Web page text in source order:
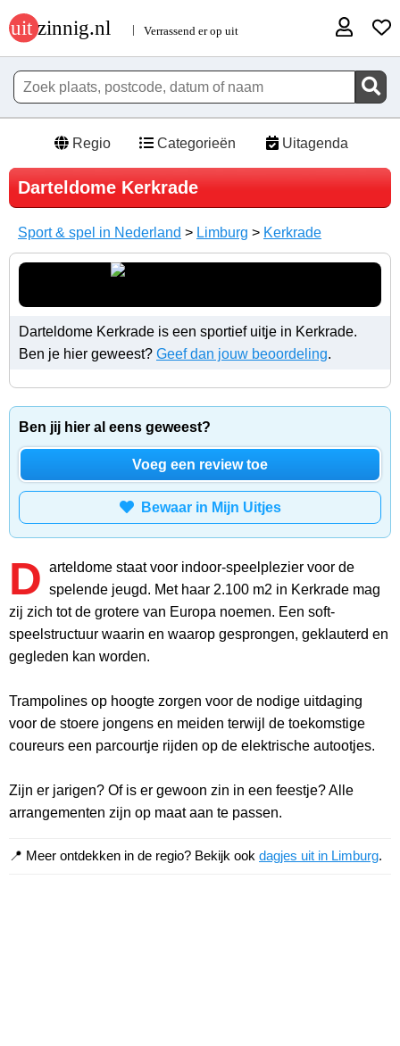
Regio Categorieën Uitagenda
Darteldome Kerkrade
Sport & spel in Nederland > Limburg > Kerkrade
Darteldome Kerkrade is een sportief uitje in Kerkrade.
Ben je hier geweest? Geef dan jouw beoordeling.
Ben jij hier al eens geweest?
Voeg een review toe
Bewaar in Mijn Uitjes
D arteldome staat voor indoor-speelplezier voor de
spelende jeugd. Met haar 2.100 m2 in Kerkrade mag
zij zich tot de grotere van Europa noemen. Een soft-
speelstructuur waarin en waarop gesprongen, geklauterd en
gegleden kan worden.
Trampolines op hoogte zorgen voor de nodige uitdaging
voor de stoere jongens en meiden terwijl de toekomstige
coureurs een parcourtje rijden op de elektrische autootjes.
Zijn er jarigen? Of is er gewoon zin in een feestje? Alle
arrangementen zijn op maat aan te passen.
📍 Meer ontdekken in de regio? Bekijk ook dagjes uit in Limburg.